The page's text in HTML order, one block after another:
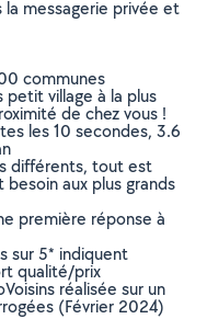
la messagerie privée et
communes
petit village à la plus
de chez vous !
les 10 secondes, 3.6
différents, tout est
aux plus grands
première réponse à
sur 5* indiquent
qualité/prix
réalisée sur un
(Février 2024)